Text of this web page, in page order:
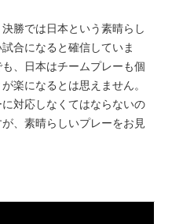
勝では日本という素晴らし
合になると確信していま
、日本はチームプレーも個
楽になるとは思えません。
対応しなくてはならないの
、素晴らしいプレーをお見